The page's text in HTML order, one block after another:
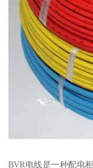
BVR电线是一种配电